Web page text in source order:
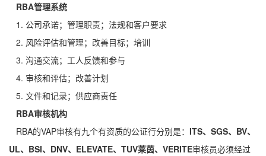
RBA管理系统
1. 公司承诺；管理职责；法规和客户要求
2. 风险评估和管理；改善目标；培训
3. 沟通交流；工人反馈和参与
4. 审核和评估；改善计划
5. 文件和记录；供应商责任
RBA审核机构
RBA的VAP审核有九个有资质的公证行分别是： ITS、SGS、BV、
UL、BSI、DNV、ELEVATE、TUV莱茵、VERITE审核员必须经过